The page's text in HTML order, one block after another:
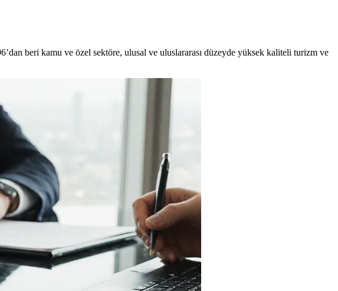
beri kamu ve özel sektöre, ulusal ve uluslararası düzeyde yüksek kaliteli turizm ve